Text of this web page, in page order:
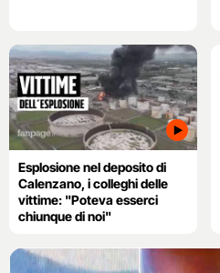
Esplosione nel deposito di
Calenzano, i colleghi delle
vittime: "Poteva esserci
chiunque di noi"